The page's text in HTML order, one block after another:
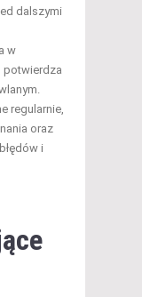
dalszymi
w
potwierdza
regularnie,
oraz
i